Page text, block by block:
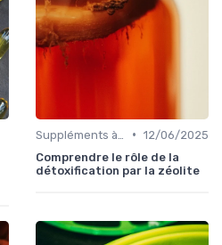
• 12/06/2025
Comprendre le rôle de la
détoxification par la zéolite